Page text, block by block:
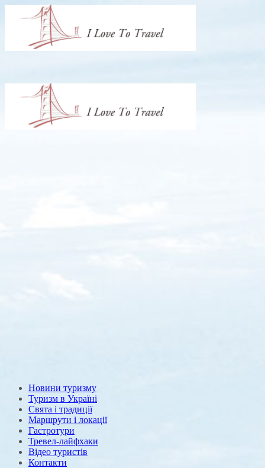
Новини туризму
Туризм в Україні
Свята і традиції
Маршрути і локації
Гастротури
Тревел-лайфхаки
Відео туристів
Контакти